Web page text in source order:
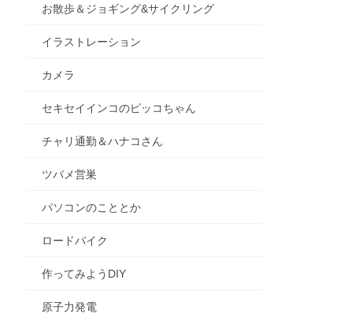
お散歩＆ジョギング&サイクリング
イラストレーション
カメラ
セキセイインコのピッコちゃん
チャリ通勤＆ハナコさん
ツバメ営巣
パソコンのこととか
ロードバイク
作ってみようDIY
原子力発電